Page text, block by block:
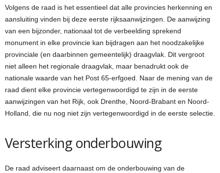
Volgens de raad is het essentieel dat alle provincies herkenning en
aansluiting vinden bij deze eerste rijksaanwijzingen. De aanwijzing
van een bijzonder, nationaal tot de verbeelding sprekend
monument in elke provincie kan bijdragen aan het noodzakelijke
provinciale (en daarbinnen gemeentelijk) draagvlak. Dit vergroot
niet alleen het regionale draagvlak, maar benadrukt ook de
nationale waarde van het Post 65-erfgoed. Naar de mening van de
raad dient elke provincie vertegenwoordigd te zijn in de eerste
aanwijzingen van het Rijk, ook Drenthe, Noord-Brabant en Noord-
Holland, die nu nog niet zijn vertegenwoordigd in de eerste selectie.
Versterking onderbouwing
De raad adviseert daarnaast om de onderbouwing van de